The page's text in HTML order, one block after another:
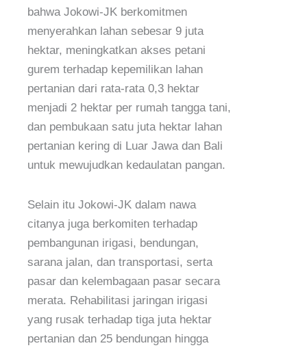
bahwa Jokowi-JK berkomitmen
menyerahkan lahan sebesar 9 juta
hektar, meningkatkan akses petani
gurem terhadap kepemilikan lahan
pertanian dari rata-rata 0,3 hektar
menjadi 2 hektar per rumah tangga tani,
dan pembukaan satu juta hektar lahan
pertanian kering di Luar Jawa dan Bali
untuk mewujudkan kedaulatan pangan.
Selain itu Jokowi-JK dalam nawa
citanya juga berkomiten terhadap
pembangunan irigasi, bendungan,
sarana jalan, dan transportasi, serta
pasar dan kelembagaan pasar secara
merata. Rehabilitasi jaringan irigasi
yang rusak terhadap tiga juta hektar
pertanian dan 25 bendungan hingga